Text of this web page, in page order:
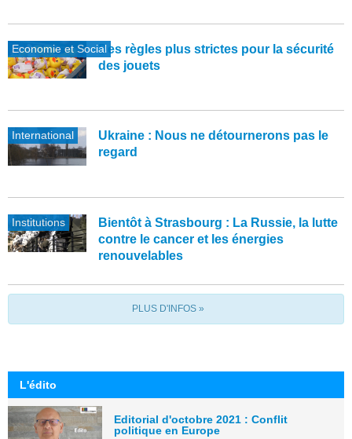
Economie et SocialDes règles plus strictes pour la sécurité
des jouets
International
Ukraine : Nous ne détournerons pas le
regard
Institutions
Bientôt à Strasbourg : La Russie, la lutte
contre le cancer et les énergies
renouvelables
PLUS D'INFOS »
L'édito
Editorial d'octobre 2021 : Conflit
politique en Europe